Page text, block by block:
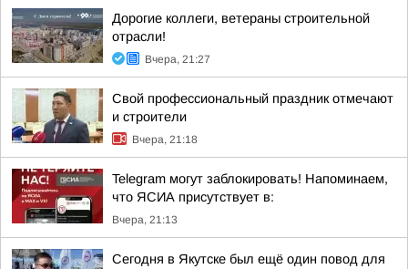
Дорогие коллеги, ветераны строительной
отрасли!
Вчера, 21:27
Свой профессиональный праздник отмечают
и строители
Вчера, 21:18
Telegram могут заблокировать! Напоминаем,
что ЯСИА присутствует в:
Вчера, 21:13
Сегодня в Якутске был ещё один повод для